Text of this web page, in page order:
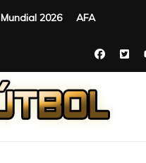
Mundial 2026 AFA